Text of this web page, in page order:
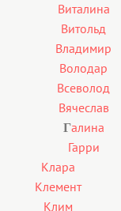
Виталина
Витольд
Владимир
Володар
Всеволод
Вячеслав
Галина
Гарри
Клара
Клемент
Клим